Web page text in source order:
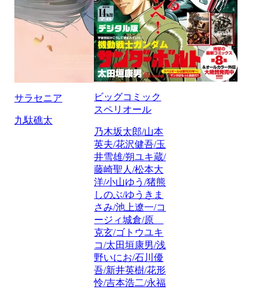
サラセニア
九駄礁太
ビッグコミック
スペリオール
乃木坂太郎/山本
英夫/花沢健吾/玉
井雪雄/朔ユキ蔵/
藤崎聖人/松本大
洋/小山ゆう/猪熊
しのぶ/ゆうきま
さみ/池上遼一/コ
ージィ城倉/原
克玄/ゴトウユキ
コ/太田垣康男/浅
野いにお/石川優
吾/新井英樹/花形
怜/吉本浩二/永福